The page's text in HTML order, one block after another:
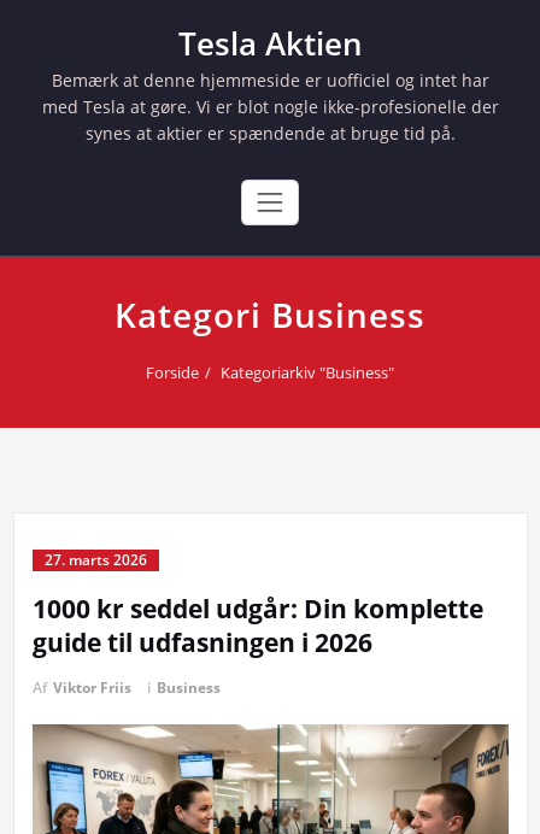
Tesla Aktien
Bemærk at denne hjemmeside er uofficiel og intet har
med Tesla at gøre. Vi er blot nogle ikke-profesionelle der
synes at aktier er spændende at bruge tid på.
Kategori Business
Forside Kategoriarkiv "Business"
27. marts 2026
1000 kr seddel udgår: Din komplette
guide til udfasningen i 2026
Af Viktor Friis i Business